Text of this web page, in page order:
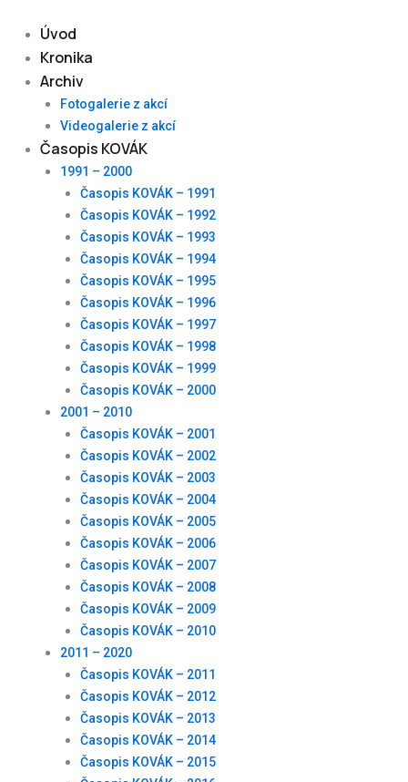
content
Úvod
Kronika
Archiv
Fotogalerie z akcí
Videogalerie z akcí
Časopis KOVÁK
1991 – 2000
Časopis KOVÁK – 1991
Časopis KOVÁK – 1992
Časopis KOVÁK – 1993
Časopis KOVÁK – 1994
Časopis KOVÁK – 1995
Časopis KOVÁK – 1996
Časopis KOVÁK – 1997
Časopis KOVÁK – 1998
Časopis KOVÁK – 1999
Časopis KOVÁK – 2000
2001 – 2010
Časopis KOVÁK – 2001
Časopis KOVÁK – 2002
Časopis KOVÁK – 2003
Časopis KOVÁK – 2004
Časopis KOVÁK – 2005
Časopis KOVÁK – 2006
Časopis KOVÁK – 2007
Časopis KOVÁK – 2008
Časopis KOVÁK – 2009
Časopis KOVÁK – 2010
2011 – 2020
Časopis KOVÁK – 2011
Časopis KOVÁK – 2012
Časopis KOVÁK – 2013
Časopis KOVÁK – 2014
Časopis KOVÁK – 2015